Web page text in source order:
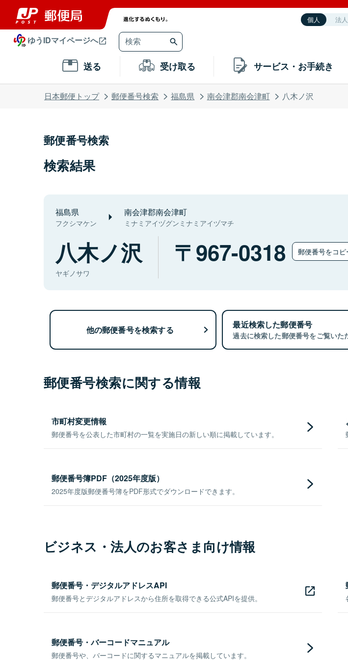
個人 法人
ゆうIDマイページへ
送る 受け取る サービス・お手続き
日本郵便トップ 郵便番号検索 福島県 南会津郡南会津町 八木ノ沢
郵便番号検索
検索結果
福島県
フクシマケン
南会津郡南会津町
ミナミアイヅグンミナミアイヅマチ
八木ノ沢
ヤギノサワ
967-0318 郵便番号をコピ
他の郵便番号を検索する 最近検索した郵便番号
過去に検索した郵便番号をご覧いた
郵便番号検索に関する情報
市町村変更情報
郵便番号を公表した市町村の一覧を実施日の新しい順に掲載しています。
郵便番号簿PDF（2025年度版）
2025年度版郵便番号簿をPDF形式でダウンロードできます。
ビジネス・法人のお客さま向け情報
郵便番号・デジタルアドレスAPI
郵便番号とデジタルアドレスから住所を取得できる公式APIを提供。
郵便番号・バーコードマニュアル
郵便番号や、バーコードに関するマニュアルを掲載しています。